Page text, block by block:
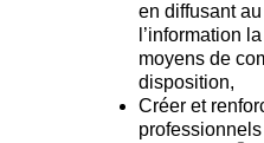
en diffusant
l’information
moyens de
disposition,
Créer et